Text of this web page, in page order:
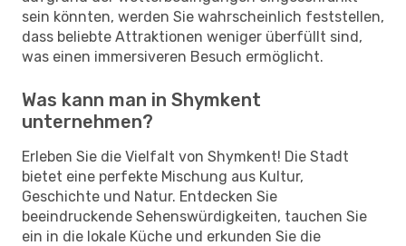
sein könnten, werden Sie wahrscheinlich feststellen,
dass beliebte Attraktionen weniger überfüllt sind,
was einen immersiveren Besuch ermöglicht.
Was kann man in Shymkent
unternehmen?
Erleben Sie die Vielfalt von Shymkent! Die Stadt
bietet eine perfekte Mischung aus Kultur,
Geschichte und Natur. Entdecken Sie
beeindruckende Sehenswürdigkeiten, tauchen Sie
ein in die lokale Küche und erkunden Sie die